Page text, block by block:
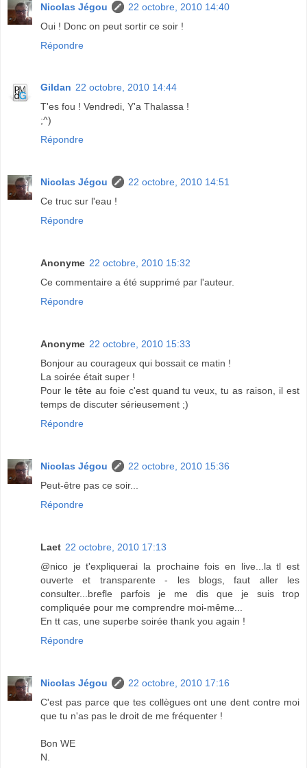
Nicolas Jégou
22 octobre, 2010 14:40
Oui ! Donc on peut sortir ce soir !
Répondre
Gildan 22 octobre, 2010 14:44
T'es fou ! Vendredi, Y'a Thalassa !
;^)
Répondre
Nicolas Jégou
22 octobre, 2010 14:51
Ce truc sur l'eau !
Répondre
Anonyme 22 octobre, 2010 15:32
Ce commentaire a été supprimé par l'auteur.
Répondre
Anonyme 22 octobre, 2010 15:33
Bonjour au courageux qui bossait ce matin !
La soirée était super !
Pour le tête au foie c'est quand tu veux, tu as raison, il est
temps de discuter sérieusement ;)
Répondre
Nicolas Jégou
22 octobre, 2010 15:36
Peut-être pas ce soir...
Répondre
Laet 22 octobre, 2010 17:13
@nico je t'expliquerai la prochaine fois en live...la tl est
ouverte et transparente - les blogs, faut aller les
consulter...brefle parfois je me dis que je suis trop
compliquée pour me comprendre moi-même...
En tt cas, une superbe soirée thank you again !
Répondre
Nicolas Jégou
22 octobre, 2010 17:16
C'est pas parce que tes collègues ont une dent contre moi
que tu n'as pas le droit de me fréquenter !
Bon WE
N.